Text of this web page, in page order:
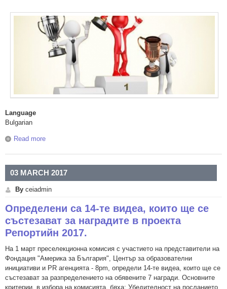
Language
Bulgarian
Read more
03 MARCH 2017
By ceiadmin
Определени са 14-те видеа, които ще се
състезават за наградите в проекта
Репортийн 2017.
На 1 март преселекционна комисия с участието на представители на
Фондация "Америка за България", Център за образователни
инициативи и PR агенцията - 8pm, определи 14-те видеа, които ще се
състезават за разпределението на обявените 7 награди. Основните
критерии, в избора на комисията, бяха: Убедителност на посланието